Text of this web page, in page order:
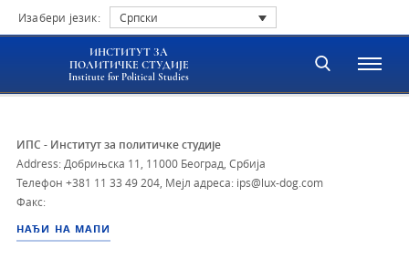
Изабери језик: Српски
ИНСТИТУТ ЗА
ПОЛИТИЧКЕ СТУДИЈЕ
Institute for Political Studies
ИПС - Институт за политичке студије
Address: Добрињска 11, 11000 Београд, Србија
Телефон +381 11 33 49 204 Мејл адреса: ips@lux-dog.com
Факс:
НАЂИ НА МАПИ